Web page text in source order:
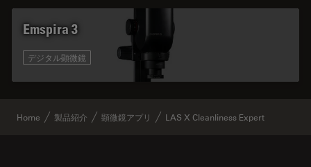
Emspira 3
デジタル顕微鏡
Home 製品紹介 顕微鏡アプリ LAS X Cleanliness Expert